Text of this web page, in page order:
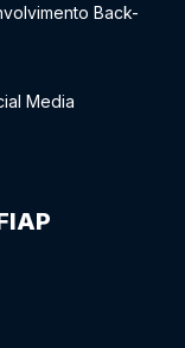
Back-
Media